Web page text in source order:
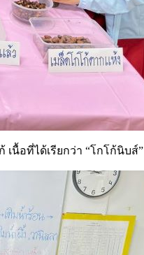
เนื้อที่ได้เรียกว่า “โกโก้นิบส์”